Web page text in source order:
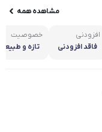
مشاهده همه
افزودنی
فاقد افزودنی
خصوصیت
تازه و طبیعی